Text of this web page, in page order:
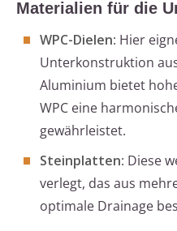
Materialien für die
WPC-Dielen: Hier
Unterkonstruktion
Aluminium bietet
WPC eine
gewährleistet.
Steinplatten: Diese
verlegt, das aus
optimale Drainage